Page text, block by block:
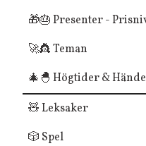
🎁🎂 Presenter -
🚀👸 Teman
🎄🐣 Högtider &
🧸 Leksaker
🎲 Spel